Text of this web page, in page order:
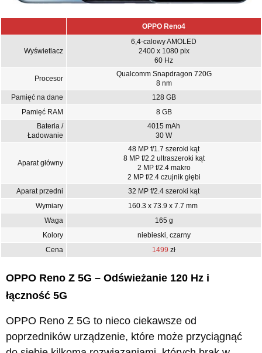
OPPO Reno4
Wyświetlacz
6,4-calowy AMOLED
2400 x 1080 pix
60 Hz
Procesor
Qualcomm Snapdragon 720G
8 nm
Pamięć na dane
128 GB
Pamięć RAM
8 GB
Bateria /
Ładowanie
4015 mAh
30 W
Aparat główny
48 MP f/1.7 szeroki kąt
8 MP f/2.2 ultraszeroki kąt
2 MP f/2.4 makro
2 MP f/2.4 czujnik głębi
Aparat przedni
32 MP f/2.4 szeroki kąt
Wymiary
160.3 x 73.9 x 7.7 mm
Waga
165 g
Kolory
niebieski, czarny
Cena
1499 zł
OPPO Reno Z 5G – Odświeżanie 120 Hz i
łączność 5G
OPPO Reno Z 5G to nieco ciekawsze od
poprzedników urządzenie, które może przyciągnąć